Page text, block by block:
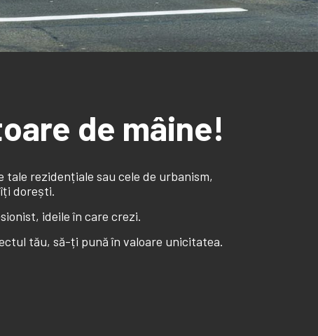
de mâine!
rezidențiale sau cele de urbanism,
dorești.
ideile în care crezi.
tău, să-ți pună în valoare unicitatea.